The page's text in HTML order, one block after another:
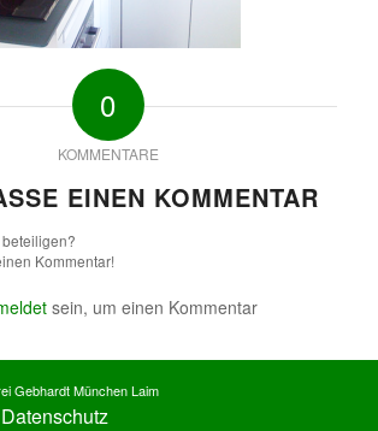
0
KOMMENTARE
EINEN KOMMENTAR
Kommentar!
sein, um einen Kommentar
Gebhardt München Laim
Datenschutz